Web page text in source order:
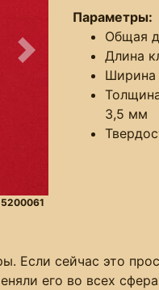
Следующее
Параметры:
Общая
Длина
Ширина
3,5 мм
Если сейчас это
его во всех